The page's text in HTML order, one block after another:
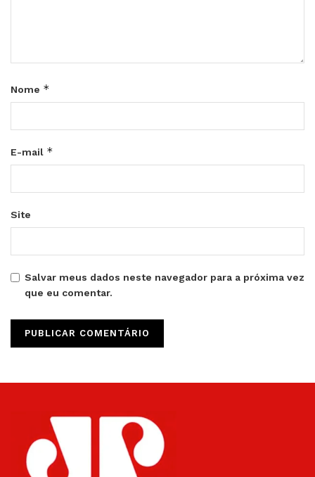
Nome *
E-mail *
Site
Salvar meus dados neste navegador para a próxima vez
que eu comentar.